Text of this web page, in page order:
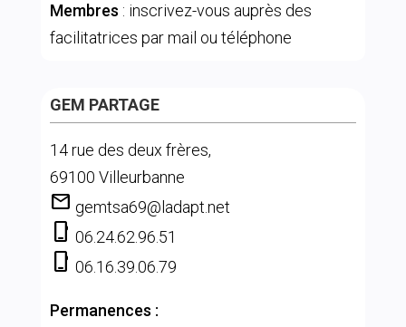
Membres : inscrivez-vous auprès des
facilitatrices par mail ou téléphone
GEM PARTAGE
14 rue des deux frères,
69100 Villeurbanne
mail gemtsa69@ladapt.net
phone_iphone 06.24.62.96.51
phone_iphone 06.16.39.06.79
Permanences :